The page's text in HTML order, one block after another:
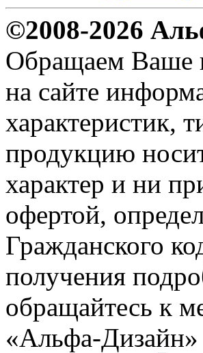
©2008-2026
Обращаем Ваше
на сайте
характеристик,
продукцию
характер и ни
офертой,
Гражданского
получения
обращайтесь к
«Альфа-Дизайн»